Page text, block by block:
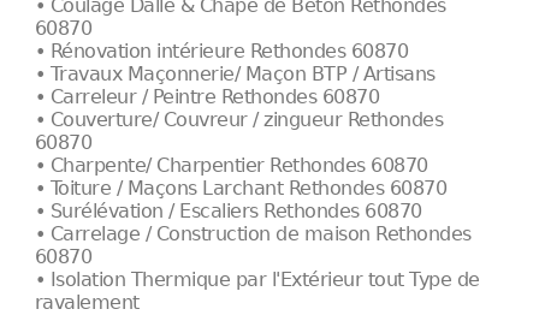
• Coulage Dalle & Chape de Béton Rethondes
60870
• Rénovation intérieure Rethondes 60870
• Travaux Maçonnerie/ Maçon BTP / Artisans
• Carreleur / Peintre Rethondes 60870
• Couverture/ Couvreur / zingueur Rethondes
60870
• Charpente/ Charpentier Rethondes 60870
• Toiture / Maçons Larchant Rethondes 60870
• Surélévation / Escaliers Rethondes 60870
• Carrelage / Construction de maison Rethondes
60870
• Isolation Thermique par l'Extérieur tout Type de
ravalement